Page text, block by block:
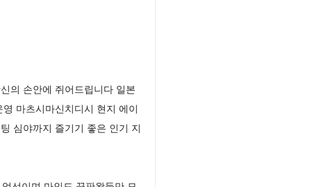
의 손안에 쥐어드립니다 일본
마츠시마신치디시 현지 에이
심야까지 즐기기 좋은 인기 지